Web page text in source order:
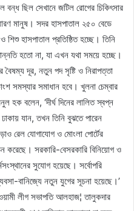
বন্ধ ছিল সেখানে জটিল রোগের চিকিৎসার
মানুষ। সদর হাসপাতাল ২৫০ বেডে
শিশু হাসপাতাল প্রতিষ্ঠিত হচ্ছে। তিনি
হতো না, যা এখন যথা সময়ে হচ্ছে।
বৈষম্য দূর, নতুন পদ সৃষ্টি ও নিরাপত্তা
সমস্যার সমাধান হবে। খুলনা চেম্বার
হক বলেন, ‘দীর্ঘ দিনের লালিত স্বপ্ন
যান, তখন তিনি বুঝতে পারেন
রেল যোগাযোগ ও মোংলা পোর্টের
করেছে। সরকারি-বেসরকারি বিনিয়োগ ও
সুযোগ হয়েছে। সর্বোপরি
বানিজ্যে নতুন যুগের সূচনা হয়েছে।’
লীগ সভাপতি আলহাজ¦ তালুকদার